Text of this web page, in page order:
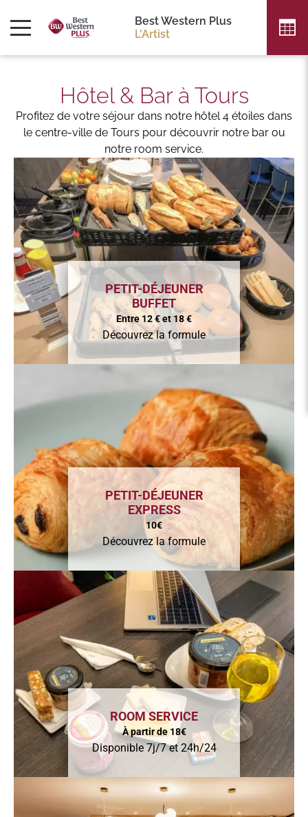
Best Western Plus
L'Artist
Hôtel & Bar à Tours
Profitez de votre séjour dans notre hôtel 4 étoiles dans
le centre-ville de Tours pour découvrir notre bar ou
notre room service.
PETIT-DÉJEUNER
BUFFET
Entre 12 € et 18 €
Découvrez la formule
PETIT-DÉJEUNER
EXPRESS
10€
Découvrez la formule
ROOM SERVICE
À partir de 18€
Disponible 7j/7 et 24h/24